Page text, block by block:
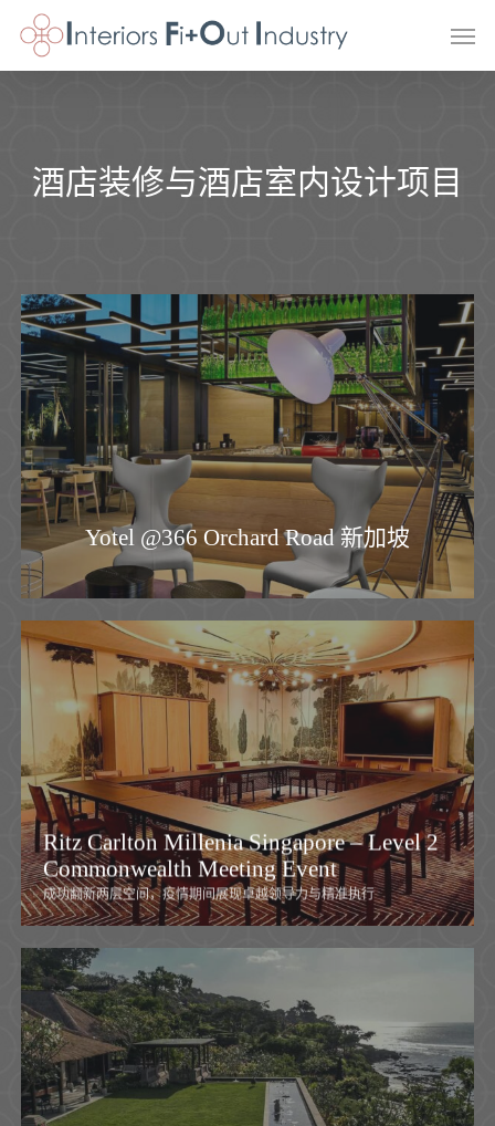
Skip
Menu
酒店装修与酒店室内设计项目
Yotel @366 Orchard Road 新加坡
Ritz Carlton Millenia Singapore – Level 2
Commonwealth Meeting Event
成功翻新两层空间，疫情期间展现卓越领导力与精准执行